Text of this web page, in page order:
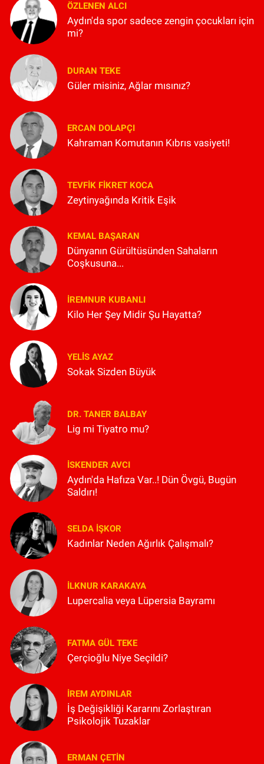
ÖZLENEN ALCI
Aydın'da spor sadece zengin çocukları için
mi?
DURAN TEKE
Güler misiniz, Ağlar mısınız?
ERCAN DOLAPÇI
Kahraman Komutanın Kıbrıs vasiyeti!
TEVFIK FIKRET KOCA
Zeytinyağında Kritik Eşik
KEMAL BAŞARAN
Dünyanın Gürültüsünden Sahaların
Coşkusuna...
İREMNUR KUBANLI
Kilo Her Şey Midir Şu Hayatta?
YELIS AYAZ
Sokak Sizden Büyük
DR. TANER BALBAY
Lig mi Tiyatro mu?
İSKENDER AVCI
Aydın'da Hafıza Var..! Dün Övgü, Bugün
Saldırı!
SELDA İŞKOR
Kadınlar Neden Ağırlık Çalışmalı?
İLKNUR KARAKAYA
Lupercalia veya Lüpersia Bayramı
FATMA GÜL TEKE
Çerçioğlu Niye Seçildi?
İREM AYDINLAR
İş Değişikliği Kararını Zorlaştıran
Psikolojik Tuzaklar
ERMAN ÇETIN